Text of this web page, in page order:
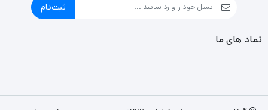
ثبت‌نام
نماد های ما